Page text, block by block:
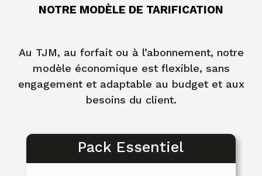
NOTRE MODÈLE DE TARIFICATION
Au TJM, au forfait ou à l’abonnement, notre
modèle économique est flexible, sans
engagement et adaptable au budget et aux
besoins du client.
Pack Essentiel